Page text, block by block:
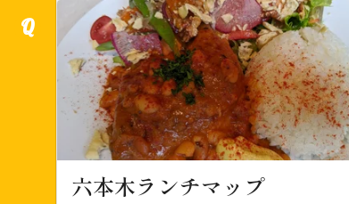
Q
六本木ランチマップ